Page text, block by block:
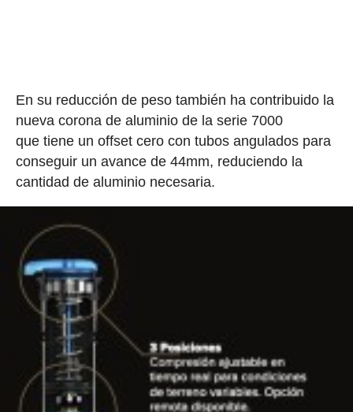
En su reducción de peso también ha contribuido la
nueva corona de aluminio de la serie 7000
que tiene un offset cero con tubos angulados para
conseguir un avance de 44mm, reduciendo la
cantidad de aluminio necesaria.